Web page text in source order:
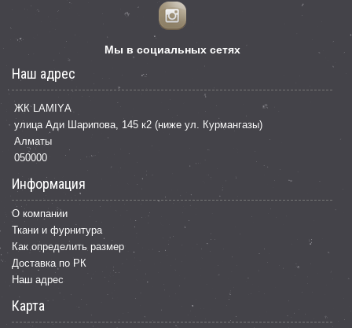
Мы в социальных сетях
Наш адрес
ЖК LАМІYА
улица Ади Шарипова, 145 к2 (ниже ул. Курмангазы)
Алматы
050000
Информация
О компании
Ткани и фурнитура
Как определить размер
Доставка по РК
Наш адрес
Карта